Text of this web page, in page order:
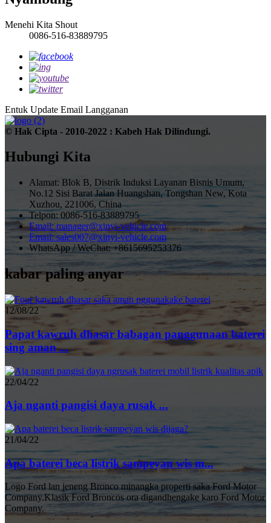
Menehi Kita Shout
0086-516-83889795
Entuk Update Email Langganan
© Hak Cipta - 2010-2022 : Kabeh Hak Dilindungi.
Hubungi Kita
Alamat: Blok B, Distrik Induksi Layanan Bisnis Umum,
No.12 Sisi Barat Jalan Huangshan, Tongshan New, Kota
Xuzhou, 221006, China
Telpon: 0086-516-83889795
Email: manager@xinyi-vehicle.com
Email: sales007@xinyi-vehicle.com
WhatsApp / WeChat: +8615695253376
kabar paling anyar
12/08/22
Papat kawruh dhasar babagan panggunaan baterei
sing aman ...
22/04/22
Aja nganti pangisi daya rusak ...
21/04/22
Apa baterei beca listrik sampeyan wis m...
Logo Ford lan jeneng Bronco minangka properti saka Ford Motor
Company.Klasik Ford Broncos ora digandhengake karo Ford Motor
Company.